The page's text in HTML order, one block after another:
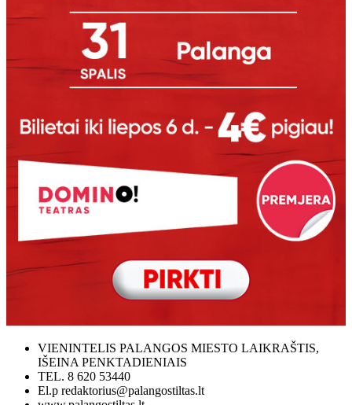
VIENINTELIS PALANGOS MIESTO LAIKRAŠTIS,
IŠEINA PENKTADIENIAIS
TEL. 8 620 53440
El.p redaktorius@palangostiltas.lt